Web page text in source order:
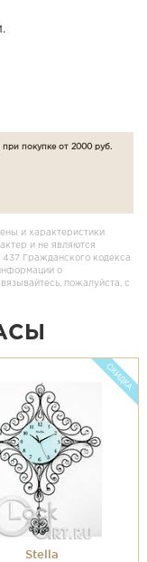
при покупке от 2000 руб.
и характеристики
и не являются
437 Гражданского кодекса
о
пожалуйста, с
Stella